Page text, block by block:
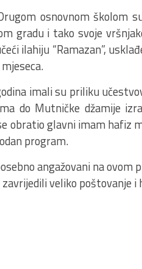
osnovnom školom
gradu i tako svoje
ilahiju “Ramazan”,
imali su priliku
do Mutničke džamije
obratio glavni imam hafiz
program.
angažovani na ovom
veliko poštovanje i